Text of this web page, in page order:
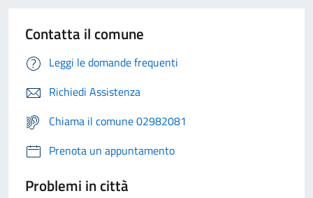
Contatta il comune
Leggi le domande frequenti
Richiedi Assistenza
Chiama il comune 02982081
Prenota un appuntamento
Problemi in città